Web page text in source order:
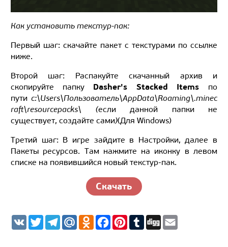
Как установить текстур-пак:
Первый шаг: скачайте пакет с текстурами по ссылке
ниже.
Второй шаг: Распакуйте скачанный архив и
скопируйте папкуDasher's Stacked Items
по
пути c:\Users\Пользователь\AppData\Roaming\.minec
raft\resourcepacks\ (если данной папки не
существует, создайте сами)(Для Windows)
Третий шаг: В игре зайдите в Настройки, далее в
Пакеты ресурсов. Там нажмите на иконку в левом
списке на появившийся новый текстур-пак.
Скачать
V
K
T
w
T
e
M
a
O
d
F
a
P
T
u
D